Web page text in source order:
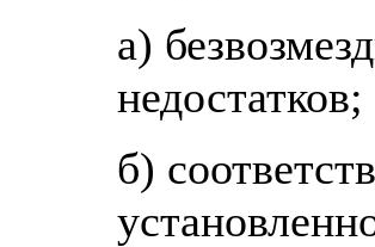
а)
недостатков;
б)